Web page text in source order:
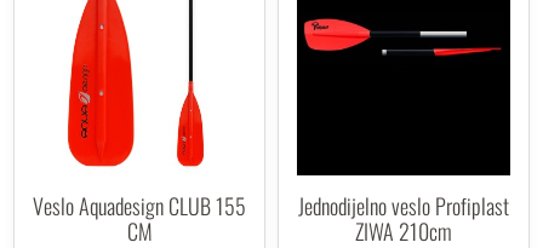
Veslo Aquadesign CLUB 155
CM
Jednodijelno veslo Profiplast
ZIWA 210cm